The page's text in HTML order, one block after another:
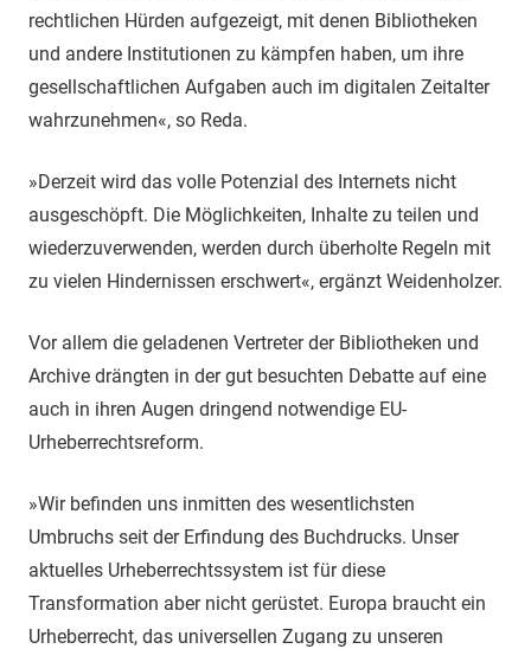
rechtlichen Hürden aufgezeigt, mit denen Bibliotheken
und andere Institutionen zu kämpfen haben, um ihre
gesellschaftlichen Aufgaben auch im digitalen Zeitalter
wahrzunehmen«, so Reda.
»Derzeit wird das volle Potenzial des Internets nicht
ausgeschöpft. Die Möglichkeiten, Inhalte zu teilen und
wiederzuverwenden, werden durch überholte Regeln mit
zu vielen Hindernissen erschwert«, ergänzt Weidenholzer.
Vor allem die geladenen Vertreter der Bibliotheken und
Archive drängten in der gut besuchten Debatte auf eine
auch in ihren Augen dringend notwendige EU-
Urheberrechtsreform.
»Wir befinden uns inmitten des wesentlichsten
Umbruchs seit der Erfindung des Buchdrucks. Unser
aktuelles Urheberrechtssystem ist für diese
Transformation aber nicht gerüstet. Europa braucht ein
Urheberrecht, das universellen Zugang zu unseren